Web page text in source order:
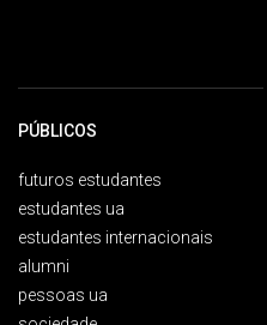
PÚBLICOS
futuros estudantes
estudantes ua
estudantes internacionais
alumni
pessoas ua